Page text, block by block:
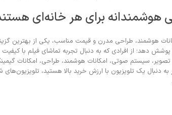
هوشمندانه برای هر خانه‌ای
هوشمند، طراحی مدرن و قیمت مناسب، یکی از بهترین
دهد؛ از افرادی که به دنبال تجربه تماشای فیلم با کیفیت
تصویر، سیستم صوتی، امکانات هوشمند، طراحی، امکانات
دنبال یک تلویزیون با ارزش خرید بالا هستید، تلویزیون‌های